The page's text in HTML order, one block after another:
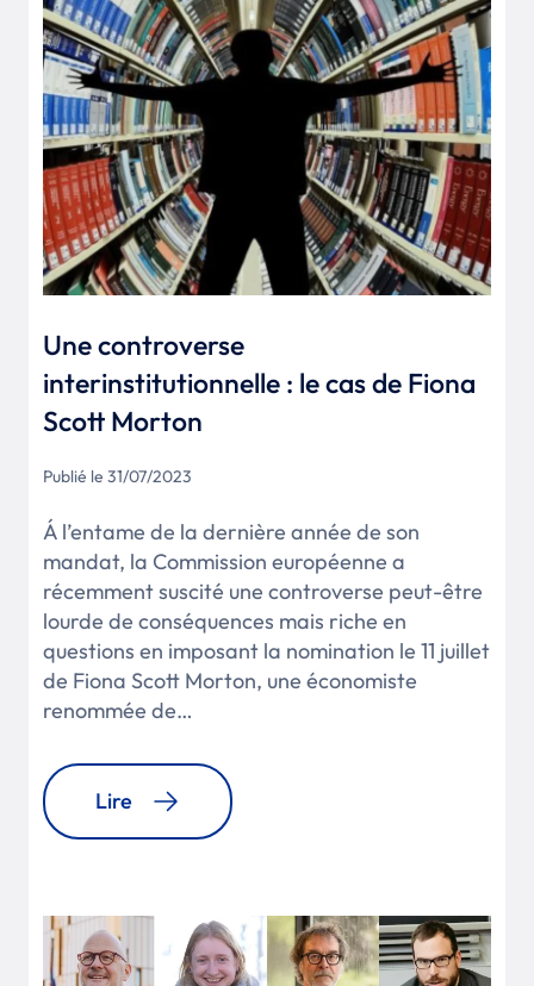
Une controverse
interinstitutionnelle : le cas de Fiona
Scott Morton
Publié le 31/07/2023
Á l’entame de la dernière année de son
mandat, la Commission européenne a
récemment suscité une controverse peut-être
lourde de conséquences mais riche en
questions en imposant la nomination le 11 juillet
de Fiona Scott Morton, une économiste
renommée de…
Lire